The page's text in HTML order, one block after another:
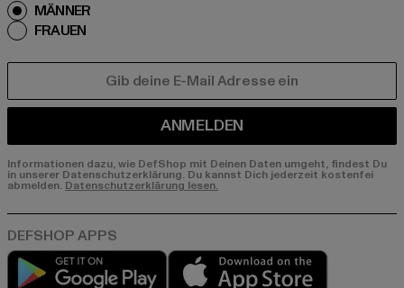
MÄNNER
FRAUEN
ANMELDEN
Informationen dazu, wie DefShop mit Deinen Daten umgeht, findest Du
in unserer Datenschutzerklärung. Du kannst Dich jederzeit kostenfei
abmelden. Datenschutzerklärung lesen.
Play market